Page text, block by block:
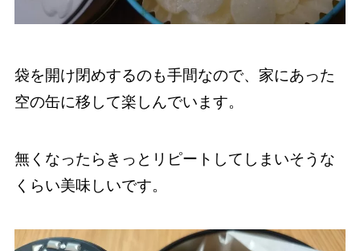
袋を開け閉めするのも手間なので、家にあった
空の缶に移して楽しんでいます。
無くなったらきっとリピートしてしまいそうな
くらい美味しいです。